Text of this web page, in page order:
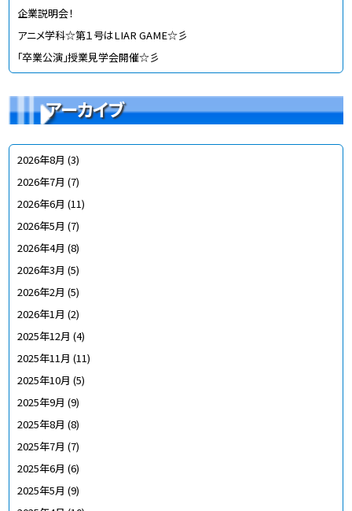
企業説明会！
アニメ学科☆第１号はLIAR GAME☆彡
「卒業公演」授業見学会開催☆彡
アーカイブ
2026年8月 (3)
2026年7月 (7)
2026年6月 (11)
2026年5月 (7)
2026年4月 (8)
2026年3月 (5)
2026年2月 (5)
2026年1月 (2)
2025年12月 (4)
2025年11月 (11)
2025年10月 (5)
2025年9月 (9)
2025年8月 (8)
2025年7月 (7)
2025年6月 (6)
2025年5月 (9)